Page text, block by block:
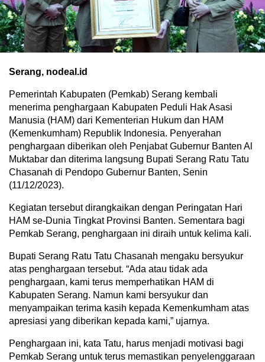
Serang, nodeal.id
Pemerintah Kabupaten (Pemkab) Serang kembali
menerima penghargaan Kabupaten Peduli Hak Asasi
Manusia (HAM) dari Kementerian Hukum dan HAM
(Kemenkumham) Republik Indonesia. Penyerahan
penghargaan diberikan oleh Penjabat Gubernur Banten Al
Muktabar dan diterima langsung Bupati Serang Ratu Tatu
Chasanah di Pendopo Gubernur Banten, Senin
(11/12/2023).
Kegiatan tersebut dirangkaikan dengan Peringatan Hari
HAM se-Dunia Tingkat Provinsi Banten. Sementara bagi
Pemkab Serang, penghargaan ini diraih untuk kelima kali.
Bupati Serang Ratu Tatu Chasanah mengaku bersyukur
atas penghargaan tersebut. “Ada atau tidak ada
penghargaan, kami terus memperhatikan HAM di
Kabupaten Serang. Namun kami bersyukur dan
menyampaikan terima kasih kepada Kemenkumham atas
apresiasi yang diberikan kepada kami,” ujarnya.
Penghargaan ini, kata Tatu, harus menjadi motivasi bagi
Pemkab Serang untuk terus memastikan penyelenggaraan